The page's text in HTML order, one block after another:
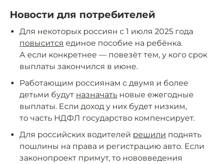
Новости для потребителей
Для некоторых россиян с 1 июля 2025 года
повысится единое пособие на ребёнка.
А если конкретнее — повезёт тем, у кого срок
выплаты закончился в июне.
Работающим россиянам с двумя и более
детьми будут назначать новые ежегодные
выплаты. Если доход у них будет низким,
то часть НДФЛ государство компенсирует.
Для российских водителей решили поднять
пошлины на права и регистрацию авто. Если
законопроект примут, то нововведения